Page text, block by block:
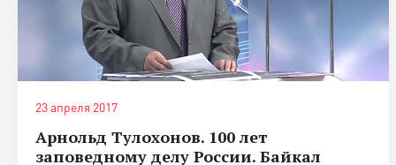
23 апреля 2017
Арнольд Тулохонов. 100 лет
заповедному делу России. Байкал